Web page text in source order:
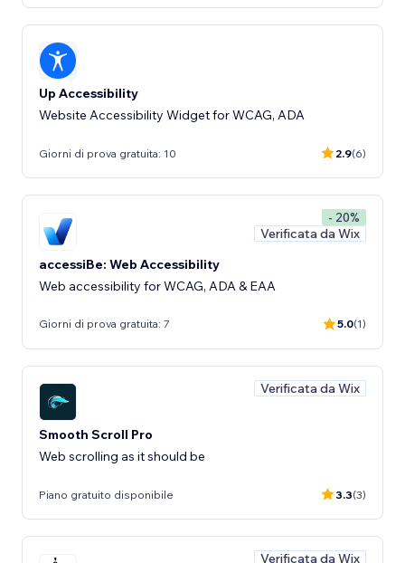
Up Accessibility
Website Accessibility Widget for WCAG, ADA
Giorni di prova gratuita: 10 2.9(6)
- 20%
Verificata da Wix
accessiBe: Web Accessibility
Web accessibility for WCAG, ADA & EAA
Giorni di prova gratuita: 7 5.0(1)
Verificata da Wix
Smooth Scroll Pro
Web scrolling as it should be
Piano gratuito disponibile 3.3(3)
Verificata da Wix